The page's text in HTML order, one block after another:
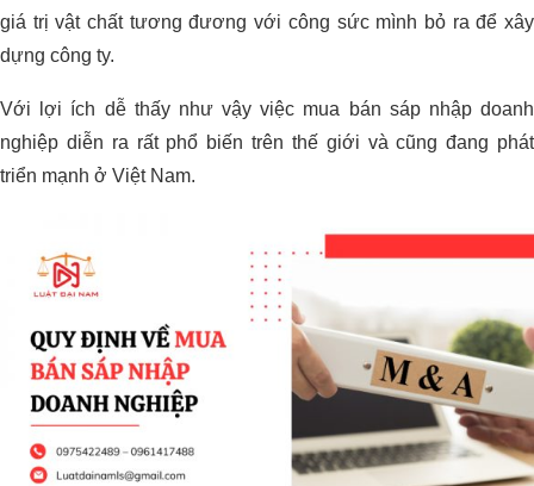
giá trị vật chất tương đương với công sức mình bỏ ra để xây
dựng công ty.
Với lợi ích dễ thấy như vậy việc mua bán sáp nhập doanh
nghiệp diễn ra rất phổ biến trên thế giới và cũng đang phát
triển mạnh ở Việt Nam.